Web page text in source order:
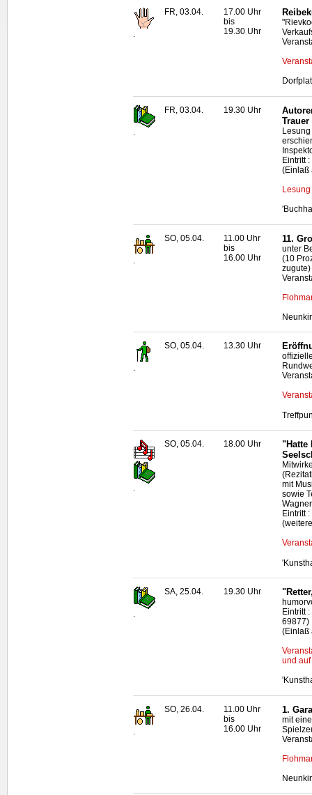
.
FR, 03.04.
17.00 Uhr
bis
19.30 Uhr
FR, 03.04. 19.30 Uhr
Eintritt
(Einlaß
SO, 05.04.
11.00 Uhr
bis
16.00 Uhr
11.
unter
(10
zugute)
.
SO, 05.04. 13.30 Uhr
.
SO, 05.04. 18.00 Uhr
"Hatte
mit
sowie
Eintritt
.
SA, 25.04. 19.30 Uhr
Eintritt
69877)
(Einlaß
und
SO, 26.04.
11.00 Uhr
bis
16.00 Uhr
1.
mit